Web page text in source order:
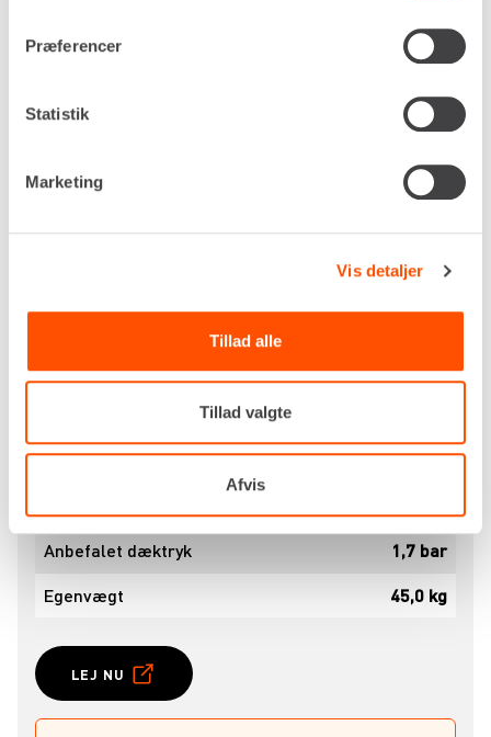
Præferencer
Statistik
Marketing
Vis detaljer
Tillad alle
Tillad valgte
Afvis
brede dæk dæmper rystelser under kørsel på
ujævnt underlag og sikrer stabil fremdrift.
for at
høre mere om udlejning af ATV trailere
Specifikationer
Kapacitet, maks
300 kg
800 mm
Kasse, højde
300 mm
Længde med trækstang
Bredde inkl. hjul
900 mm
Anbefalet dæktryk
1,7 bar
Egenvægt
45,0 kg
LEJ NU